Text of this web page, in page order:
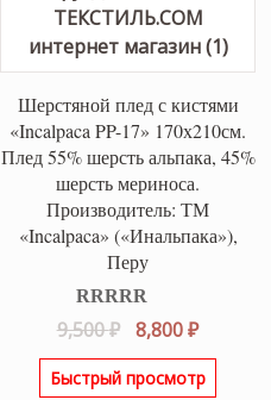
Шерстяной плед с кистями
«Incalpaca PP-17» 170х210см.
Плед 55% шерсть альпака, 45%
шерсть мериноса.
Производитель: ТМ
«Incalpaca» («Инальпака»),
Перу
Оценка5.00
из 5
9,500₽
Первоначальная
цена
составляла
8,800₽Текущая
цена:
8,800 ₽.
Быстрый просмотр